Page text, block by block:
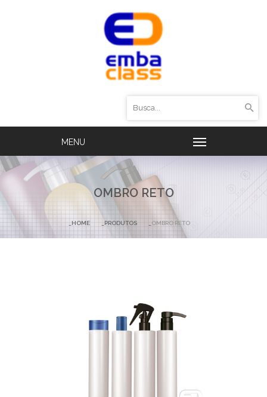
OMBRO RETO
HOME PRODUTOS OMBRO RETO